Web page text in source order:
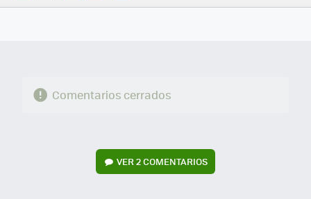
FACEBOOK
TWITTERFLIPBOARD
E-
WHATSAPP
Comentarios cerrados
VER2 COMENTARIOS